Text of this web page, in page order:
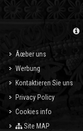
Ãœber uns
Werbung
Kontaktieren Sie uns
Privacy Policy
Cookies info
Site MAP